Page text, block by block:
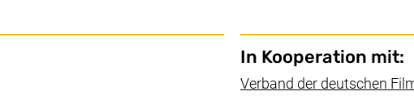
In Kooperation mit:
Verband der deutschen